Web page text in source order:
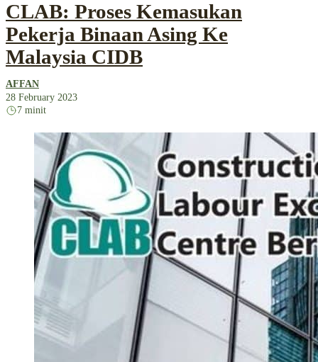
CLAB: Proses Kemasukan
Pekerja Binaan Asing Ke
Malaysia CIDB
AFFAN
28 February 2023
7 minit